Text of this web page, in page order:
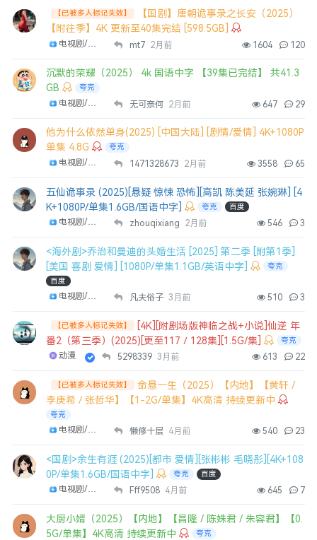
【已被多人标记失效】
【国剧】唐朝诡事录之长安（2025）
【附往季】4K 更新至40集完结 [598.5GB]
mt7 2月前 1604 120
沉默的荣耀（2025） 4k 国语中字 【39集已完结】 共41.3
GB
夸克
电视剧/剧集 无可奈何 2月前 647 29
他为什么依然单身(2025) [中国大陆] [剧情/爱情] 4K+1080P
单集 4.8G
夸克
电视剧/剧集 1471328673 2月前 3558 65
五仙诡事录 (2025)[悬疑 惊悚 恐怖][高凯 陈美延 张婉琳] [4
K+1080P/单集1.6GB/国语中字]
夸克 百度
电视剧/剧集 zhouqixiang 2月前 546 3
<海外剧>乔治和曼迪的头婚生活 [2025] 第二季 [附第1季]
[美国 喜剧 爱情] [1080P/单集1.1GB/英语中字]
夸克
百度
电视剧/剧集 凡夫俗子 3月前 510 3
【已被多人标记失效】
[4K][附剧场版神临之战+小说]仙逆 年
番2（第三季）(2025)[更至117／128集][1.5G/集]
夸克
动漫 5298339 3月前 613 22
【已被多人标记失效】
命悬一生（2025）【内地】【黄轩 /
李庚希 / 张哲华】【1-2G/单集】4K高清 持续更新中
夸克
电视剧/剧集 懒修十层 4月前 540 23
<国剧>余生有涯 (2025)[都市 爱情][张彬彬 毛晓彤][4K+108
0P/单集1.6GB/国语中字]
夸克 百度
电视剧/剧集 Fff9508 4月前 645 7
大厨小婿（2025）【内地】【昌隆 / 陈姝君 / 朱容君】【0.
5G/单集】4K高清 持续更新中
夸克